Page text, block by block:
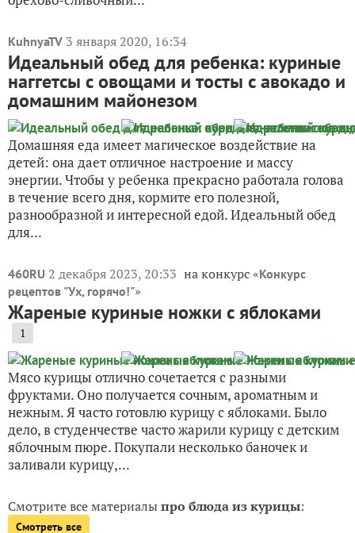
KuhnyaTV 3 января 2020, 16:34
Идеальный обед для ребенка: куриные
наггетсы с овощами и тосты с авокадо и
домашним майонезом
Домашняя еда имеет магическое воздействие на
детей: она дает отличное настроение и массу
энергии. Чтобы у ребенка прекрасно работала голова
в течение всего дня, кормите его полезной,
разнообразной и интересной едой. Идеальный обед
для...
460RU
Жареные куриные ножки с яблоками
1
Мясо курицы отлично сочетается с разными
фруктами. Оно получается сочным, ароматным и
нежным. Я часто готовлю курицу с яблоками. Было
дело, в студенчестве часто жарили курицу с детским
яблочным пюре. Покупали несколько баночек и
заливали курицу,...
Смотрите все материалы